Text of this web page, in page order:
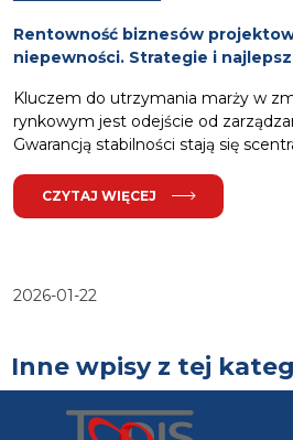
2026-01-22
Inne wpisy z tej
Rentowność biznesów
niepewności. Strategie i
Kluczem do utrzymania marży w
rynkowym jest odejście od
Gwarancją stabilności stają się
CZYTAJ WIĘCEJ